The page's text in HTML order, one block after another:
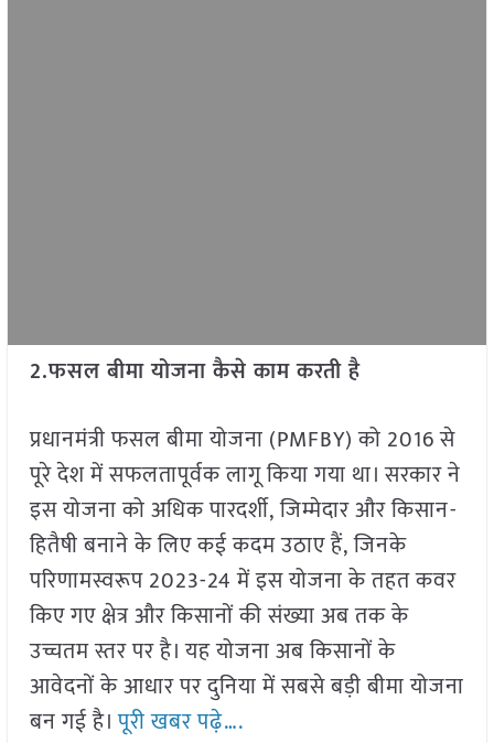
2.फसल बीमा योजना कैसे काम करती है
प्रधानमंत्री फसल बीमा योजना (PMFBY) को 2016 से
पूरे देश में सफलतापूर्वक लागू किया गया था। सरकार ने
इस योजना को अधिक पारदर्शी, जिम्मेदार और किसान-
हितैषी बनाने के लिए कई कदम उठाए हैं, जिनके
परिणामस्वरूप 2023-24 में इस योजना के तहत कवर
किए गए क्षेत्र और किसानों की संख्या अब तक के
उच्चतम स्तर पर है। यह योजना अब किसानों के
आवेदनों के आधार पर दुनिया में सबसे बड़ी बीमा योजना
बन गई है।पूरी खबर पढ़े….